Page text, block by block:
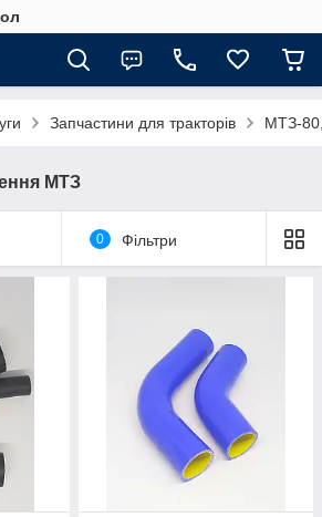
Запчастини для тракторів МТЗ-
МТЗ
0 Фільтри